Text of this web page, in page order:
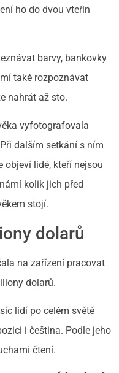
ho do dvou vteřin
barvy, bankovky
také rozpoznávat
nahrát až sto.
vyfotografovala
dalším setkání s ním
objeví lidé, kteří nejsou
kolik jich před
stojí.
dolarů
na zařízení pracovat
dolarů.
lidí po celém světě
i čeština. Podle jeho
čtení.